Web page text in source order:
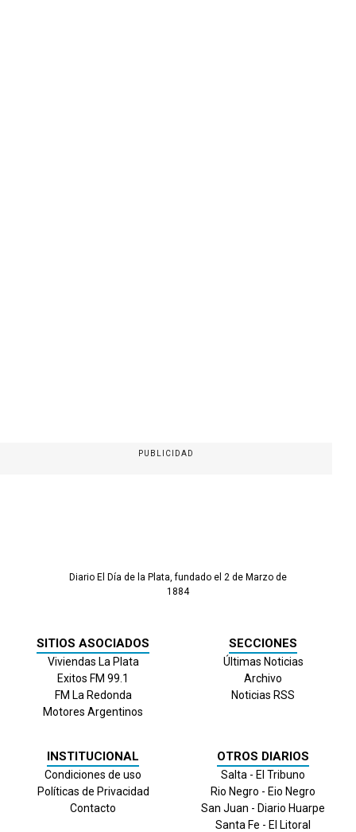
PUBLICIDAD
Diario El Día de la Plata, fundado el 2 de Marzo de
1884
SITIOS ASOCIADOS
Viviendas La Plata
Exitos FM 99.1
FM La Redonda
Motores Argentinos
SECCIONES
Últimas Noticias
Archivo
Noticias RSS
INSTITUCIONAL
Condiciones de uso
Políticas de Privacidad
Contacto
OTROS DIARIOS
Salta - El Tribuno
Rio Negro - Eio Negro
San Juan - Diario Huarpe
Santa Fe - El Litoral